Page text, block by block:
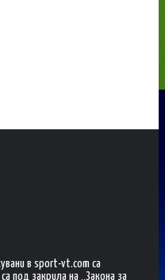
в sport-vt.com са
под закрила на „Закона за